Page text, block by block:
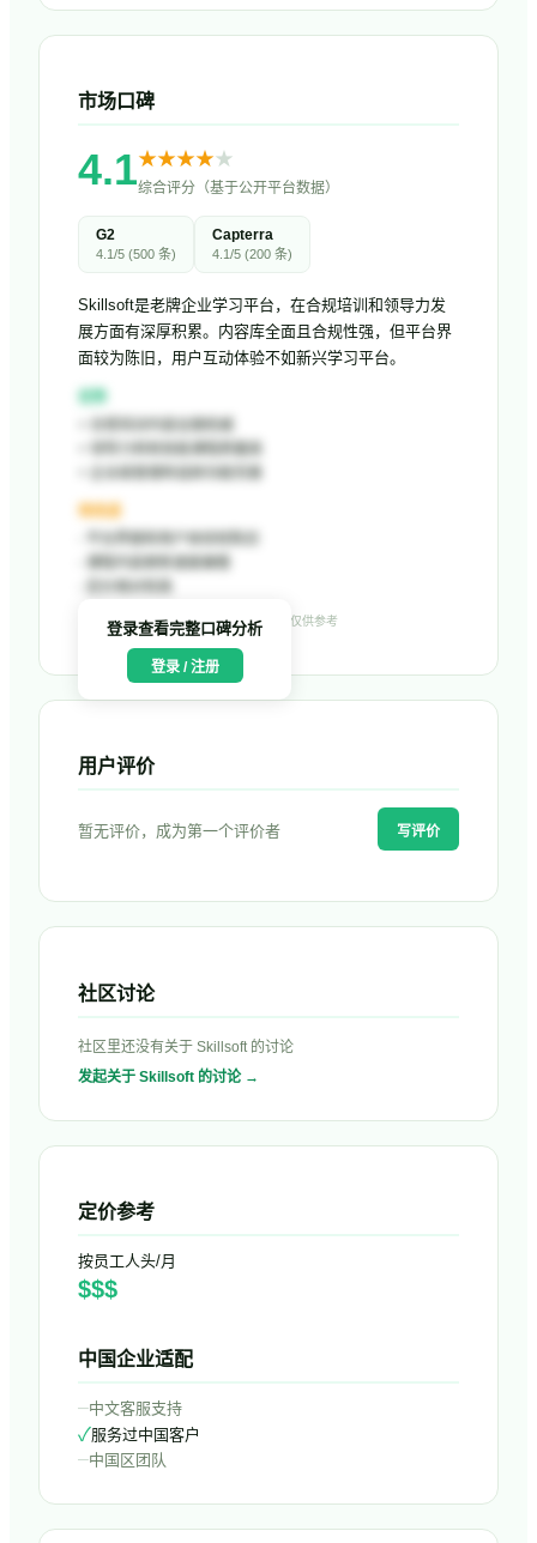
市场口碑
4.1★★★★★
综合评分（基于公开平台数据）
G2
4.1/5 (500 条)
Capterra
4.1/5 (200 条)
Skillsoft是老牌企业学习平台，在合规培训和领导力发
展方面有深厚积累。内容库全面且合规性强，但平台界
面较为陈旧，用户互动体验不如新兴学习平台。
优势
领导力和软技能课程质量高
待改进
平台界面和用户体验较陈旧
课程内容更新速度偏慢
登录查看完整口碑分析
登录 / 注册
数据来源：G2、Capterra 等公开平台，仅供参考
用户评价
暂无评价，成为第一个评价者 写评价
社区讨论
社区里还没有关于 Skillsoft 的讨论
发起关于 Skillsoft 的讨论 →
定价参考
按员工人头/月
$$$
中国企业适配
–中文客服支持
✓服务过中国客户
–中国区团队